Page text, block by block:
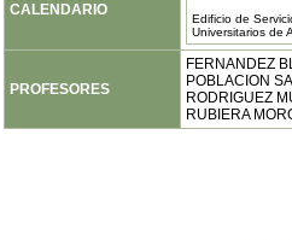
CALENDARIO
Edificio de
Universitarios de
PROFESORES
FERNANDEZ
POBLACION
RODRIGUEZ
RUBIERA